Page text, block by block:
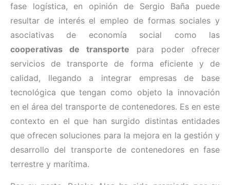
fase logística, en opinión de Sergio Baña puede
resultar de interés el empleo de formas sociales y
asociativas de economía social como las
cooperativas de transporte para poder ofrecer
servicios de transporte de forma eficiente y de
calidad, llegando a integrar empresas de base
tecnológica que tengan como objeto la innovación
en el área del transporte de contenedores. Es en este
contexto en el que han surgido distintas entidades
que ofrecen soluciones para la mejora en la gestión y
desarrollo del transporte de contenedores en fase
terrestre y marítima.